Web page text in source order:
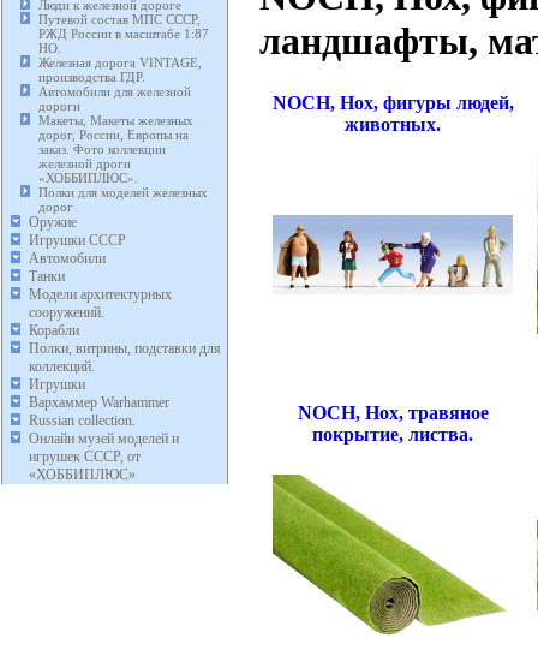
Люди к железной дороге
Путевой состав МПС СССР,
РЖД России в масштабе 1:87
HO.
Железная дорога VINTAGE,
производства ГДР.
Автомобили для железной
дороги
Макеты, Макеты железных
дорог, России, Европы на
заказ. Фото коллекции
железной дроги
«ХОББИПЛЮС».
Полки для моделей железных
дорог
Оружие
Игрушки СССР
Автомобили
Танки
Модели архитектурных
сооружений.
Корабли
Полки, витрины, подставки для
коллекций.
Игрушки
Вархаммер Warhammer
Russian collection.
Онлайн музей моделей и
игрушек СССР, от
«ХОББИПЛЮС»
ландшафты,
NOCH, Нох, фигуры людей,
животных.
NOCH, Нох, травяное
покрытие, листва.